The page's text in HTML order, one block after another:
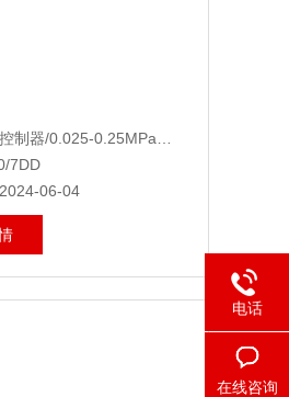
7DD
06-04
电话
在线咨询